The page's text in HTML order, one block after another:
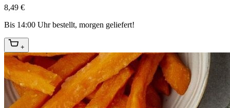
8,49 €
Bis 14:00 Uhr bestellt, morgen geliefert!
+